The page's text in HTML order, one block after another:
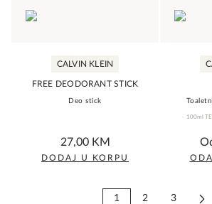
chosen
CALVIN KLEIN
FREE DEODORANT STICK
Deo stick
0,0
rating
27,00 KM
DODAJ U KORPU
100ml
1 2 3